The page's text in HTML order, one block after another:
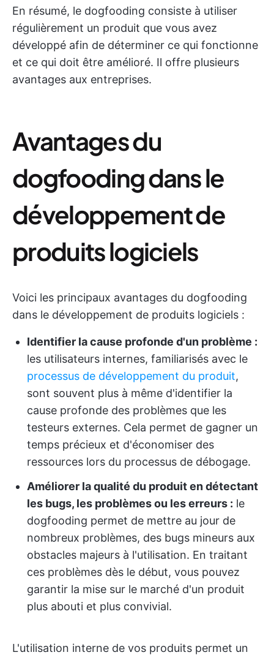
En résumé, le dogfooding consiste à utiliser
régulièrement un produit que vous avez
développé afin de déterminer ce qui fonctionne
et ce qui doit être amélioré. Il offre plusieurs
avantages aux entreprises.
Avantages du
dogfooding dans le
développement de
produits logiciels
Voici les principaux avantages du dogfooding
dans le développement de produits logiciels :
Identifier la cause profonde d'un problème :
les utilisateurs internes, familiarisés avec le
processus de développement du produit,
sont souvent plus à même d'identifier la
cause profonde des problèmes que les
testeurs externes. Cela permet de gagner un
temps précieux et d'économiser des
ressources lors du processus de débogage.
Améliorer la qualité du produit en détectant
les bugs, les problèmes ou les erreurs : le
dogfooding permet de mettre au jour de
nombreux problèmes, des bugs mineurs aux
obstacles majeurs à l'utilisation. En traitant
ces problèmes dès le début, vous pouvez
garantir la mise sur le marché d'un produit
plus abouti et plus convivial.
L'utilisation interne de vos produits permet un